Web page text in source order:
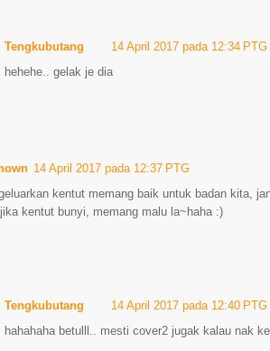
Tengkubutang
14 April 2017 pada 12:34 PTG
hehehe.. gelak je dia
14 April 2017 pada 12:37 PTG
kentut memang baik untuk badan kita,
kentut bunyi, memang malu la~haha :)
Tengkubutang
14 April 2017 pada 12:40 PTG
hahahaha betulll.. mesti cover2 jugak kalau nak